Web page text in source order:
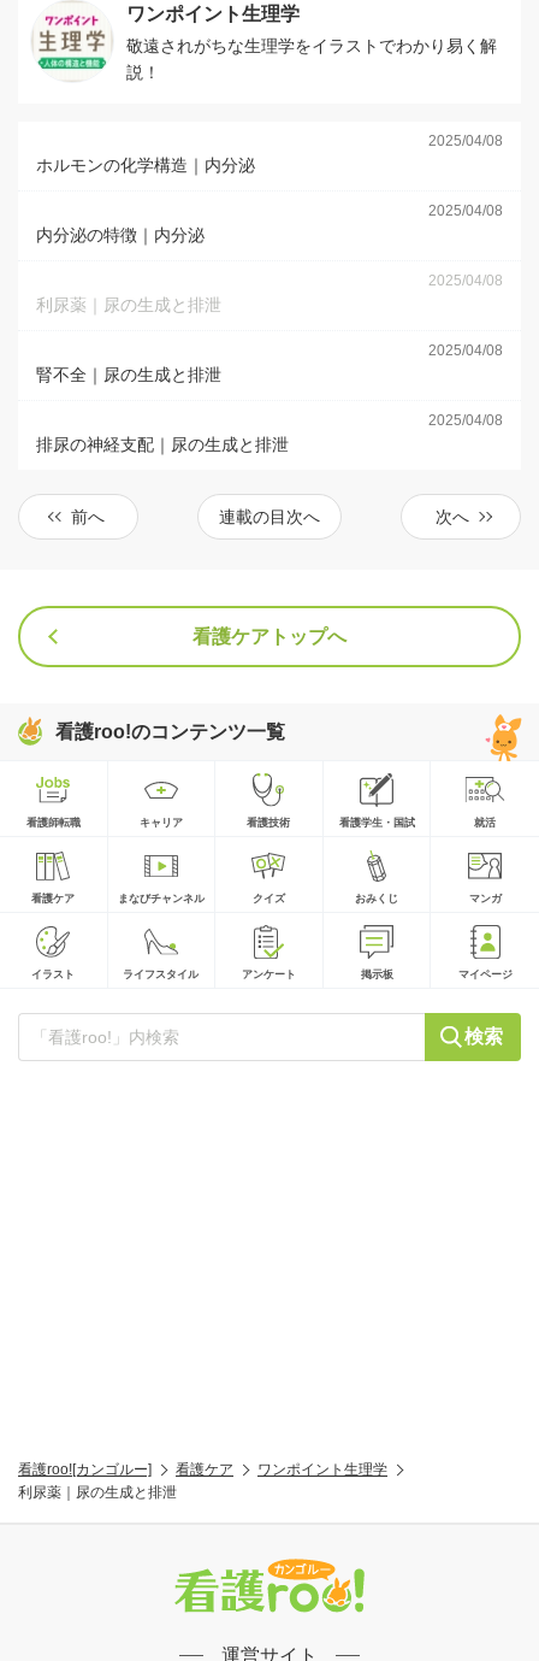
ワンポイント生理学
敬遠されがちな生理学をイラストでわかり易く解
説！
2025/04/08
ホルモンの化学構造｜内分泌
2025/04/08
内分泌の特徴｜内分泌
2025/04/08
利尿薬｜尿の生成と排泄
2025/04/08
腎不全｜尿の生成と排泄
2025/04/08
排尿の神経支配｜尿の生成と排泄
前へ 連載の目次へ 次へ
看護ケアトップへ
看護roo!のコンテンツ一覧
看護師転職 キャリア 看護技術 看護学生・国試 就活
看護ケア まなびチャンネル クイズ おみくじ マンガ
イラスト ライフスタイル アンケート 掲示板 マイページ
検索
看護roo![カンゴルー] 看護ケア
ワンポイント生理学
利尿薬｜尿の生成と排泄
運営サイト